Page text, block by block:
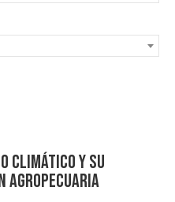
Climático y su
agropecuaria